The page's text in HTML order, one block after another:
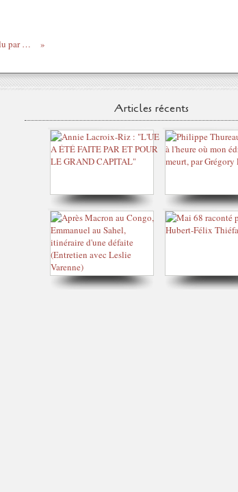
Syd Charlus - Marvin Hagler : Éloge du Merveilleux (lu par Grégory Protche)
Articles récents